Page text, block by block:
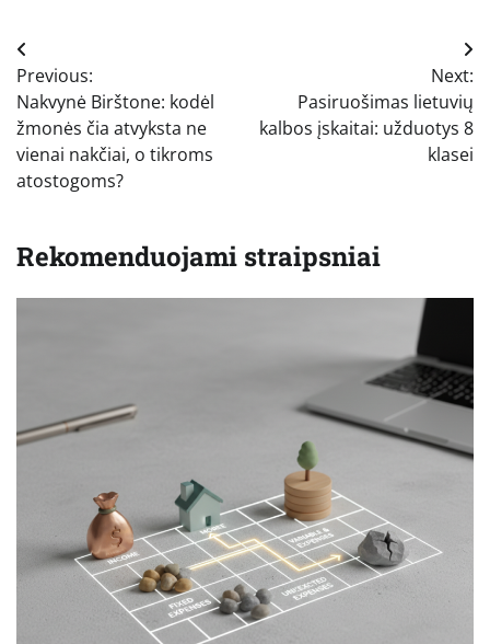
Navigacija
tarp
įrašų
Previous:
Nakvynė Birštone: kodėl
žmonės čia atvyksta ne
vienai nakčiai, o tikroms
atostogoms?
Next:
Pasiruošimas lietuvių
kalbos įskaitai: užduotys 8
klasei
Rekomenduojami straipsniai